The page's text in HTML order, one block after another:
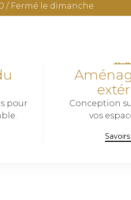
/ Fermé le dimanche
pour
Conception
vos